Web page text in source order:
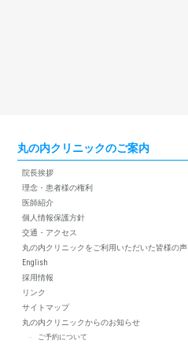
丸の内クリニックのご案内
院長挨拶
理念・患者様の権利
医師紹介
個人情報保護方針
交通・アクセス
丸の内クリニックをご利用いただいた皆様の声
English
採用情報
リンク
サイトマップ
丸の内クリニックからのお知らせ
ご予約について